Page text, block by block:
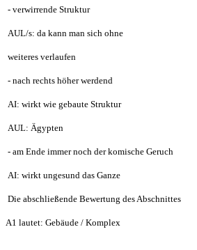
- verwirrende Struktur
AUL/s: da kann man sich ohne
weiteres verlaufen
- nach rechts höher werdend
AI: wirkt wie gebaute Struktur
AUL: Ägypten
- am Ende immer noch der komische Geruch
AI: wirkt ungesund das Ganze
Die abschließende Bewertung des Abschnittes
A1 lautet: Gebäude / Komplex